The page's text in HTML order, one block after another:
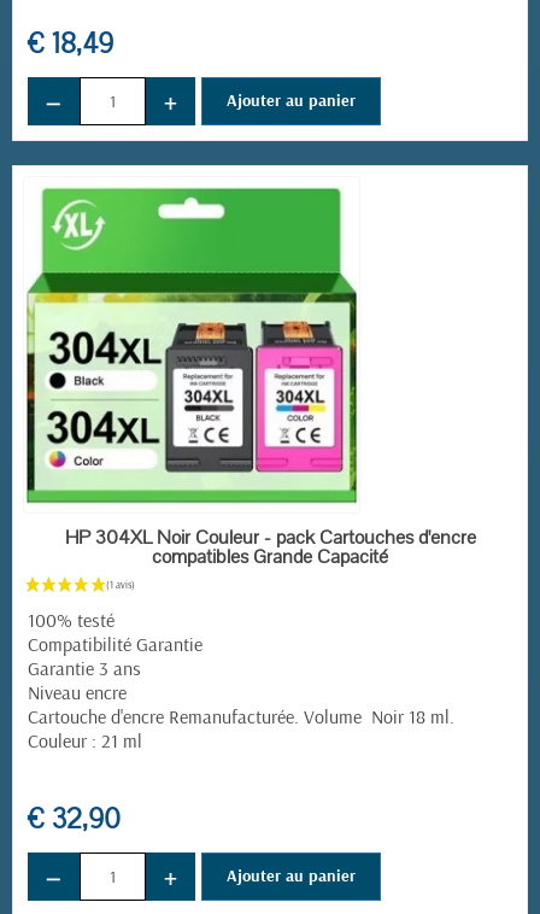
€ 18,49
− + Ajouter au panier
EN STOCK
HP 304XL Noir Couleur - pack Cartouches d'encre
compatibles Grande Capacité
100% testé
Compatibilité Garantie
Garantie 3 ans
Niveau encre
Cartouche d'encre Remanufacturée. Volume Noir 18 ml.
Couleur : 21 ml
€ 32,90
− + Ajouter au panier